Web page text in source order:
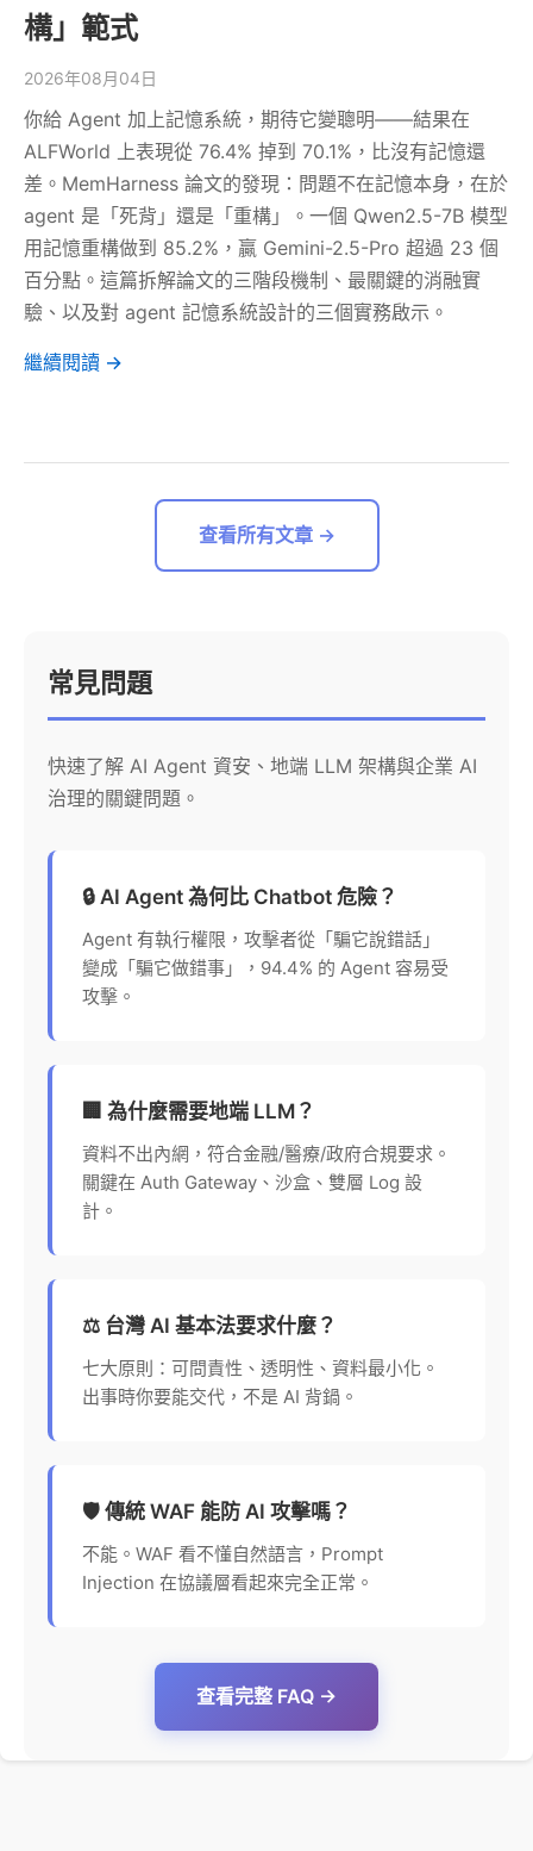
構」範式
2026年08月04日
你給 Agent 加上記憶系統，期待它變聰明——結果在
ALFWorld 上表現從 76.4% 掉到 70.1%，比沒有記憶還
差。MemHarness 論文的發現：問題不在記憶本身，在於
agent 是「死背」還是「重構」。一個 Qwen2.5-7B 模型
用記憶重構做到 85.2%，贏 Gemini-2.5-Pro 超過 23 個
百分點。這篇拆解論文的三階段機制、最關鍵的消融實
驗、以及對 agent 記憶系統設計的三個實務啟示。
繼續閱讀 →
查看所有文章 →
常見問題
快速了解 AI Agent 資安、地端 LLM 架構與企業 AI
治理的關鍵問題。
🔒 AI Agent 為何比 Chatbot 危險？
Agent 有執行權限，攻擊者從「騙它說錯話」
變成「騙它做錯事」，94.4% 的 Agent 容易受
攻擊。
🏢 為什麼需要地端 LLM？
資料不出內網，符合金融/醫療/政府合規要求。
關鍵在 Auth Gateway、沙盒、雙層 Log 設
計。
⚖️ 台灣 AI 基本法要求什麼？
七大原則：可問責性、透明性、資料最小化。
出事時你要能交代，不是 AI 背鍋。
🛡️ 傳統 WAF 能防 AI 攻擊嗎？
不能。WAF 看不懂自然語言，Prompt
Injection 在協議層看起來完全正常。
查看完整 FAQ →